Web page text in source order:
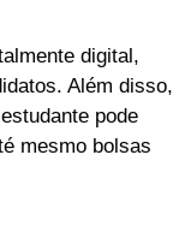
digital,
Além disso,
pode
mesmo bolsas